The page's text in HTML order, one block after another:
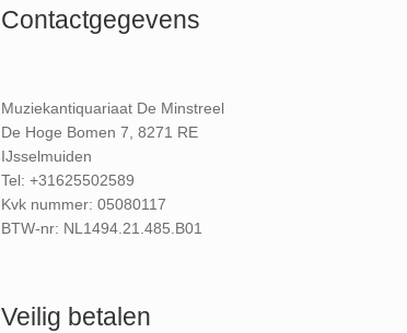
Contactgegevens
Muziekantiquariaat De Minstreel
De Hoge Bomen 7, 8271 RE
IJsselmuiden
Tel: +31625502589
Kvk nummer: 05080117
BTW-nr: NL1494.21.485.B01
Veilig betalen